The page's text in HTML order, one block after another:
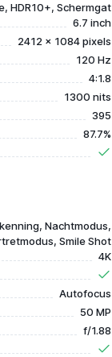
HDR10+, Schermgat
6.7 inch
2412 x 1084 pixels
120 Hz
4:1.8
1300 nits
395
87.7%
Nachtmodus,
Smile Shot
4K
Autofocus
50 MP
f/1.88